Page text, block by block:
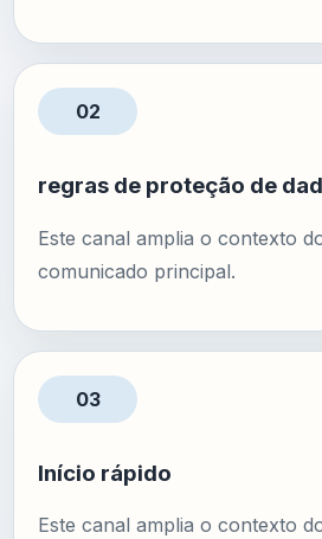
02
regras de proteção de
Este canal amplia o contexto
comunicado principal.
03
Início rápido
Este canal amplia o contexto